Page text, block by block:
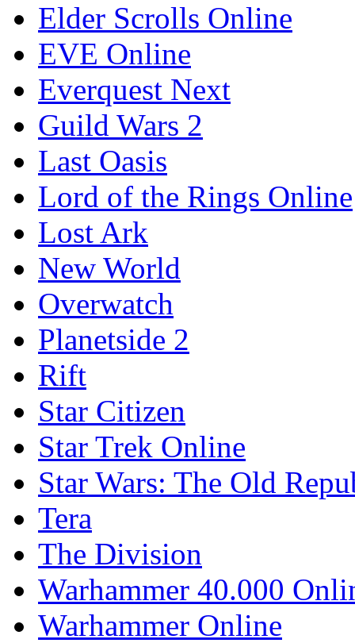
Elder Scrolls Online
EVE Online
Everquest Next
Guild Wars 2
Last Oasis
Lord of the Rings Online
Lost Ark
New World
Overwatch
Planetside 2
Rift
Star Citizen
Star Trek Online
Star Wars: The Old
Tera
The Division
Warhammer 40.000
Warhammer Online